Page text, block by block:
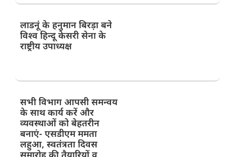
लाडनूं के हनुमान बिरड़ा बने
विश्व हिन्दू केसरी सेना के
राष्ट्रीय उपाध्यक्ष
सभी विभाग आपसी समन्वय
के साथ कार्य करें और
व्यवस्थाओं को बेहतरीन
बनाएं- एसडीएम ममता
लहुआ, स्वतंत्रता दिवस
समारोह की तैयारियों व